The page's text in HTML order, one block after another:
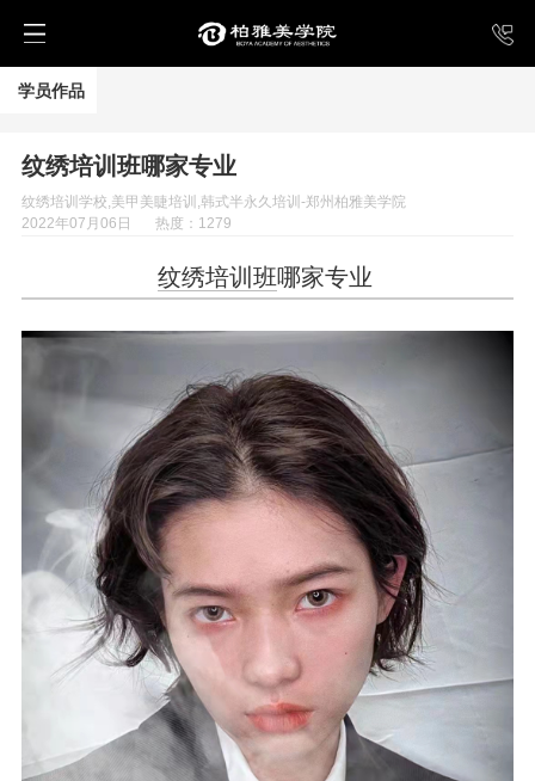
学员作品
纹绣培训班哪家专业
纹绣培训学校,美甲美睫培训,韩式半永久培训-郑州柏雅美学院
2022年07月06日
热度：1279
纹绣培训班哪家专业